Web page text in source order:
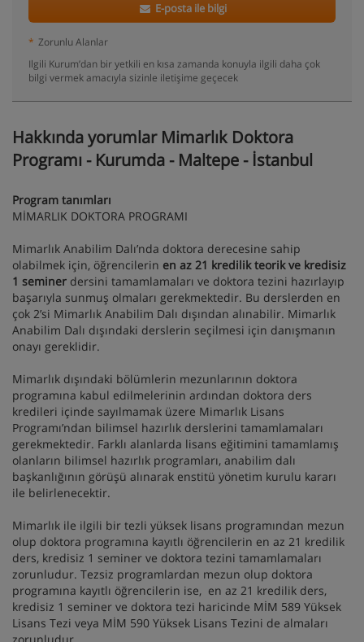
E-posta ile bilgi
* Zorunlu Alanlar
Ilgili Kurum’dan bir yetkili en kısa zamanda konuyla ilgili daha çok
bilgi vermek amacıyla sizinle iletişime geçecek
Hakkında yorumlar Mimarlık Doktora
Programı - Kurumda - Maltepe - İstanbul
Program tanımları
MİMARLIK DOKTORA PROGRAMI
Mimarlık Anabilim Dalı’nda doktora derecesine sahip
olabilmek için, öğrencilerin en az 21 kredilik teorik ve kredisiz
1 seminer dersini tamamlamaları ve doktora tezini hazırlayıp
başarıyla sunmuş olmaları gerekmektedir. Bu derslerden en
çok 2’si Mimarlık Anabilim Dalı dışından alınabilir. Mimarlık
Anabilim Dalı dışındaki derslerin seçilmesi için danışmanın
onayı gereklidir.
Mimarlık dışındaki bölümlerin mezunlarının doktora
programına kabul edilmelerinin ardından doktora ders
kredileri içinde sayılmamak üzere Mimarlık Lisans
Programı’ndan bilimsel hazırlık derslerini tamamlamaları
gerekmektedir. Farklı alanlarda lisans eğitimini tamamlamış
olanların bilimsel hazırlık programları, anabilim dalı
başkanlığının görüşü alınarak enstitü yönetim kurulu kararı
ile belirlenecektir.
Mimarlık ile ilgili bir tezli yüksek lisans programından mezun
olup doktora programına kayıtlı öğrencilerin en az 21 kredilik
ders, kredisiz 1 seminer ve doktora tezini tamamlamaları
zorunludur. Tezsiz programlardan mezun olup doktora
programına kayıtlı öğrencilerin ise, en az 21 kredilik ders,
kredisiz 1 seminer ve doktora tezi haricinde MİM 589 Yüksek
Lisans Tezi veya MİM 590 Yüksek Lisans Tezini de almaları